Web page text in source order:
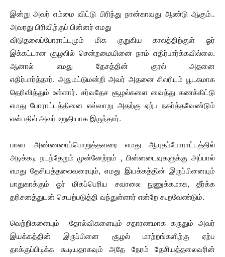
இன்று அவர் எம்மை விட்டு பிரிந்து நான்காவது ஆண்டு ஆகும்..
அவரது பிரிவிற்குப் பின்னர் எமது
விடுதலைப்போராட்டமும் மிக குறுகிய காலத்திற்குள் ஓர்
இக்கட்டான சூழலில் சென்றமையினை நாம் எதிர்பார்க்கவில்லை.
ஆனால் எமது தேசத்தின் குரல் அதனை
எதிர்பார்த்தார். அதுமட்டுமன்றி அவர் அதனை சிலரிடம் பூடகமாக
தெரிவித்தும் உள்ளார். சர்வதேச சூழல்களை வைத்து கணக்கிட்டு
எமது போராட்டத்தினை எவ்வாறு அதற்கு ஏற்ப நகர்த்தவேண்டும்
என்பதில் அவர் உறுதியாக இருந்தார்.
பாலா அண்ணரைப்பொறுத்தவரை எமது ஆயுதப்போராட்டத்தில்
அடிக்கடி நடந்தேறும் முன்னேற்றம் , பின்னடைவுகளுக்கு அப்பால்
எமது தேசியத்தலைவரையும், எமது இயக்கத்தின் இருப்பினையும்
பாதுகாக்கும் ஓர் மிகப்பெரிய சவாலை நுணுக்கமாக, தீர்க்க
தரிசனத்துடன் செயற்படுத்தி வந்துள்ளார் என்றே கூறவேண்டும்.
வெற்றிகளையும் தோல்விகளையும் சதாரணமாக கருதும் அவர்
இயக்கத்தின் இருப்பினை சூழல் மாற்றங்களிற்கு ஏற்ப
தாக்குப்பிடிக்க கூடியதாகவும் அதே நேரம் தேசியத்தலைவரின்